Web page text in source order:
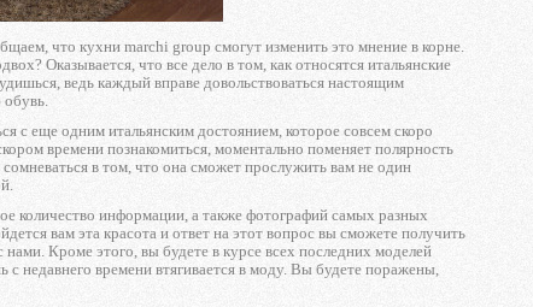
что кухни marchi group смогут изменить это мнение в корне.
Оказывается, что все дело в том, как относятся итальянские
ведь каждый вправе довольствоваться настоящим
обувь.
с еще одним итальянским достоянием, которое совсем скоро
времени познакомиться, моментально поменяет полярность
в том, что она сможет прослужить вам не один
количество информации, а также фотографий самых разных
вам эта красота и ответ на этот вопрос вы сможете получить
Кроме этого, вы будете в курсе всех последних моделей
недавнего времени втягивается в моду. Вы будете поражены,